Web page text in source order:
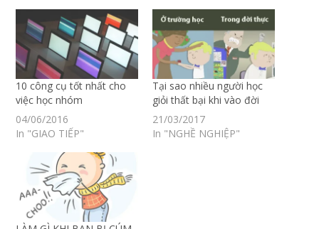
10 công cụ tốt nhất cho
việc học nhóm
04/06/2016
In "GIAO TIẾP"
Tại sao nhiều người học
giỏi thất bại khi vào đời
21/03/2017
In "NGHỀ NGHIỆP"